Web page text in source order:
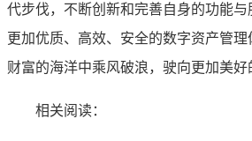
代步伐，不断创新和完善自身的功能
更加优质、高效、安全的数字资产管
财富的海洋中乘风破浪，驶向更加美好
相关阅读：